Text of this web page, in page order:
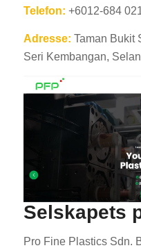
Telefon: +6012-684
Adresse: Taman Bukit
Seri Kembangan,
Selskapets
Pro Fine Plastics Sdn.